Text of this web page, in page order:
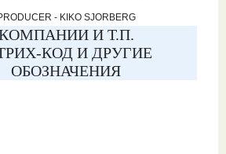
- KIKO SJORBERG
И Т.П.
КОД И ДРУГИЕ
ОБОЗНАЧЕНИЯ